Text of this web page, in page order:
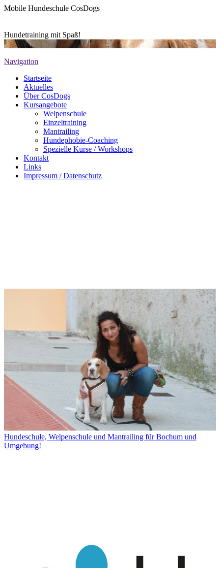
Mobile Hundeschule CosDogs
–
Hundetraining mit Spaß!
Navigation
Startseite
Aktuelles
Über CosDogs
Kursangebote
Welpenschule
Einzeltraining
Mantrailing
Hundephobie-Coaching
Spezielle Kurse / Workshops
Kontakt
Links
Impressum / Datenschutz
Hundeschule, Welpenschule und Mantrailing für Bochum und
Umgebung!